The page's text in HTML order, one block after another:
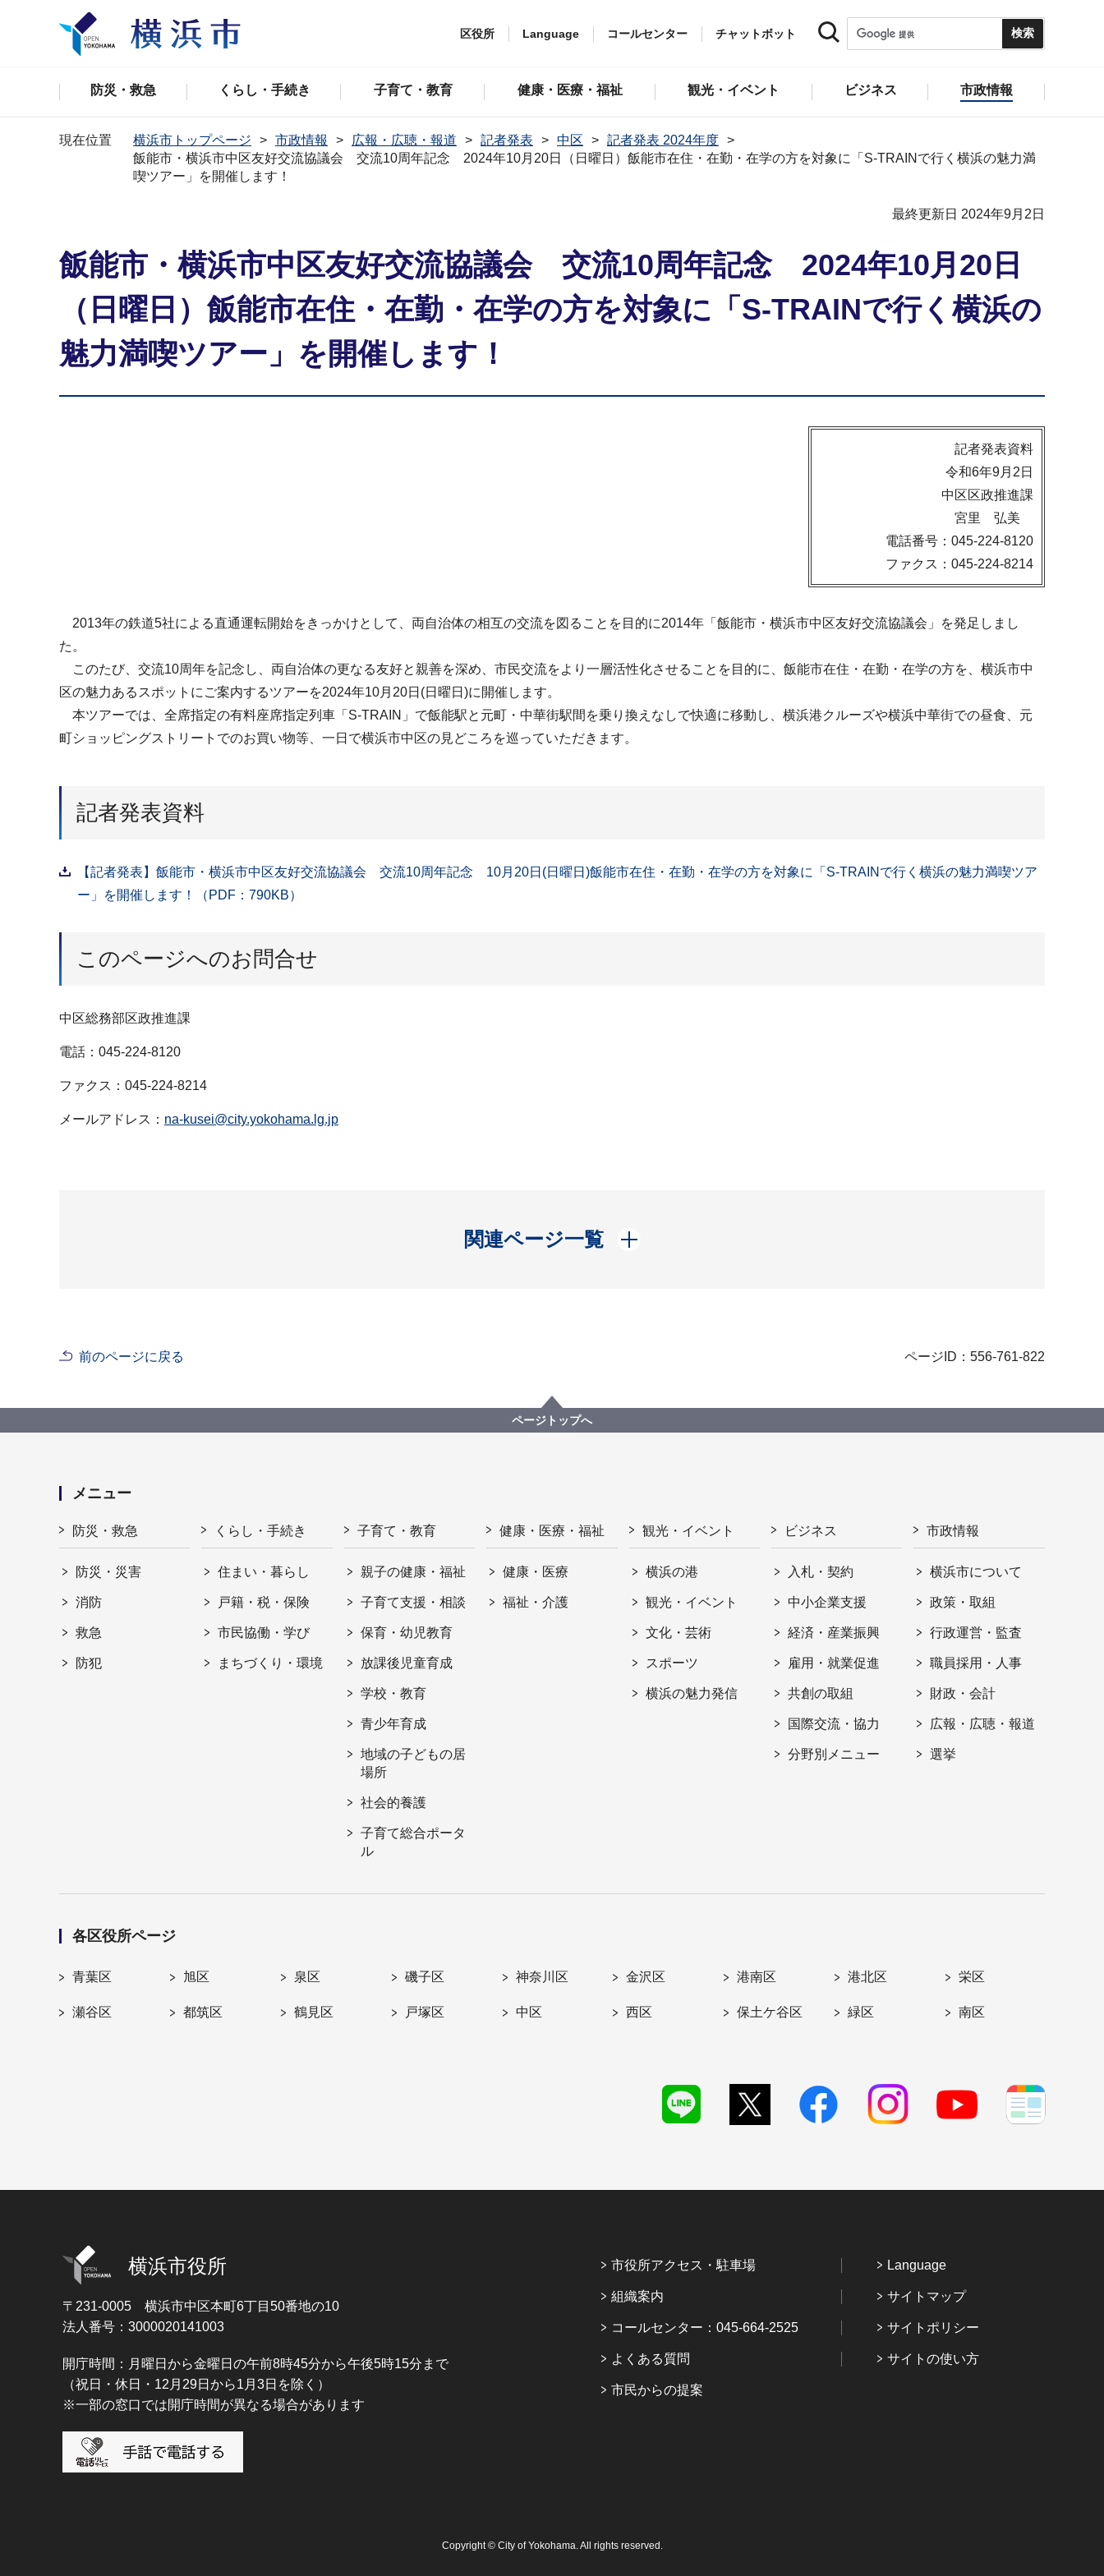
区役所 Language コールセンター チャットボット
防災・救急 くらし・手続き 子育て・教育 健康・医療・福祉 観光・イベント ビジネス 市政情報
現在位置 横浜市トップページ 市政情報 広報・広聴・報道 記者発表 中区
記者発表 2024年度
飯能市・横浜市中区友好交流協議会 交流10周年記念 2024年10月20日（日曜日）飯能市在住・在勤・在学の方を対象に「S-TRAINで行く横浜の魅力満
喫ツアー」を開催します！
最終更新日 2024年9月2日
飯能市・横浜市中区友好交流協議会 交流10周年記念 2024年10月20日
（日曜日）飯能市在住・在勤・在学の方を対象に「S-TRAINで行く横浜の
魅力満喫ツアー」を開催します！
記者発表資料
令和6年9月2日
中区区政推進課
宮里 弘美
電話番号：045-224-8120
ファクス：045-224-8214
2013年の鉄道5社による直通運転開始をきっかけとして、両自治体の相互の交流を図ることを目的に2014年「飯能市・横浜市中区友好交流協議会」を発足しまし
た。
このたび、交流10周年を記念し、両自治体の更なる友好と親善を深め、市民交流をより一層活性化させることを目的に、飯能市在住・在勤・在学の方を、横浜市中
区の魅力あるスポットにご案内するツアーを2024年10月20日(日曜日)に開催します。
本ツアーでは、全席指定の有料座席指定列車「S-TRAIN」で飯能駅と元町・中華街駅間を乗り換えなしで快適に移動し、横浜港クルーズや横浜中華街での昼食、元
町ショッピングストリートでのお買い物等、一日で横浜市中区の見どころを巡っていただきます。
記者発表資料
【記者発表】飯能市・横浜市中区友好交流協議会 交流10周年記念 10月20日(日曜日)飯能市在住・在勤・在学の方を対象に「S-TRAINで行く横浜の魅力満喫ツア
ー」を開催します！（PDF：790KB）
このページへのお問合せ
中区総務部区政推進課
電話：045-224-8120
ファクス：045-224-8214
メールアドレス： na-kusei@city.yokohama.lg.jp
関連ページ一覧
開く
前のページに戻る ページID：556-761-822
ページトップへ
メニュー
防災・救急
防災・災害
消防
救急
防犯
くらし・手続き
住まい・暮らし
戸籍・税・保険
市民協働・学び
まちづくり・環境
子育て・教育
親子の健康・福祉
子育て支援・相談
保育・幼児教育
放課後児童育成
学校・教育
青少年育成
地域の子どもの居
場所
社会的養護
子育て総合ポータ
ル
健康・医療・福祉
健康・医療
福祉・介護
観光・イベント
横浜の港
観光・イベント
文化・芸術
スポーツ
横浜の魅力発信
ビジネス
入札・契約
中小企業支援
経済・産業振興
雇用・就業促進
共創の取組
国際交流・協力
分野別メニュー
市政情報
横浜市について
政策・取組
行政運営・監査
職員採用・人事
財政・会計
広報・広聴・報道
選挙
各区役所ページ
青葉区 旭区 泉区 磯子区 神奈川区 金沢区 港南区 港北区 栄区
瀬谷区 都筑区 鶴見区 戸塚区 中区 西区 保土ケ谷区 緑区 南区
横浜市役所
〒231-0005 横浜市中区本町6丁目50番地の10
法人番号：3000020141003
開庁時間：月曜日から金曜日の午前8時45分から午後5時15分まで
（祝日・休日・12月29日から1月3日を除く）
※一部の窓口では開庁時間が異なる場合があります
市役所アクセス・駐車場
組織案内
コールセンター：045-664-2525
よくある質問
市民からの提案
Language
サイトマップ
サイトポリシー
サイトの使い方
Copyright © City of Yokohama. All rights reserved.